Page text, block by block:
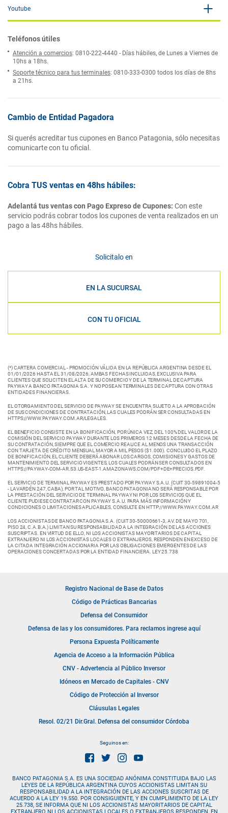
Youtube
Teléfonos útiles
Atención a comercios: 0810-222-4440 - Días hábiles, de Lunes a Viernes de
10hs a 18hs.
Soporte técnico para tus terminales: 0810-333-0300 todos los días de 8hs
a 21hs.
Cambio de Entidad Pagadora
Si querés acreditar tus cupones en Banco Patagonia, sólo necesitas
comunicarte con tu oficial.
Cobra TUS ventas en 48hs hábiles:
Adelantá tus ventas con Pago Expreso de Cupones: Con este
servicio podrás cobrar todos los cupones de venta realizados en un
pago a las 48hs hábiles.
Solicitalo en
EN LA SUCURSAL
CON TU OFICIAL
(*) CARTERA COMERCIAL - PROMOCIÓN VÁLIDA EN LA REPÚBLICA ARGENTINA DESDE EL
01/01/2026 HASTA EL 31/08/2026, AMBAS FECHAS INCLUIDAS, EXCLUSIVA PARA
CLIENTES QUE SOLICITEN EL ALTA DE SU COMERCIO Y DE LA TERMINAL DE CAPTURA
PAYWAY A BANCO PATAGONIA S.A. Y NO POSEAN TERMINALES DE CAPTURA CON OTRAS
ENTIDADES FINANCIERAS.
EL OTORGAMIENTO DEL SERVICIO DE PAYWAY SE ENCUENTRA SUJETO A LA APROBACIÓN
DE SUS CONDICIONES DE CONTRATACIÓN, LAS CUALES PODRÁN SER CONSULTADAS EN
HTTPS://WWW.PAYWAY.COM.AR/LEGALES.
EL BENEFICIO CONSISTE EN LA BONIFICACIÓN, POR ÚNICA VEZ, DEL 100% DEL VALOR DE LA
COMISIÓN DEL SERVICIO PAYWAY DURANTE LOS PRIMEROS 12 MESES DESDE LA FECHA DE
SU CONTRATACIÓN, SIEMPRE QUE EL COMERCIO REALICE AL MENOS UNA TRANSACCIÓN
CON TARJETA DE CRÉDITO MENSUAL MAYOR A MIL PESOS ($1.000). CONCLUIDO EL PLAZO
DE BONIFICACIÓN, EL CLIENTE DEBERÁ ABONAR LOS CARGOS, COMISIONES Y GASTOS DE
MANTENIMIENTO DEL SERVICIO VIGENTES, LOS CUALES PODRÁN SER CONSULTADOS EN
HTTPS://PAYWAY-COM-AR.S3.US-EAST-1.AMAZONAWS.COM/PDF+DE+PRECIOS.PDF.
EL SERVICIO DE TERMINAL PAYWAY ES PRESTADO POR PAYWAY S.A.U. (CUIT 30-59891004-5
- LAVARDÉN 247, CABA), POR TAL MOTIVO, BANCO PATAGONIA NO SERÁ RESPONSABLE POR
LA PRESTACIÓN DEL SERVICIO DE TERMINAL PAYWAY NI POR LOS SERVICIOS QUE EL
CLIENTE PUDIESE CONTRATAR CON PAYWAY S.A.U. PARA MÁS INFORMACIÓN Y
CONDICIONES O LIMITACIONES APLICABLES, CONSULTE EN HTTP://WWW.PAYWAY.COM.AR
LOS ACCIONISTAS DE BANCO PATAGONIA S.A. (CUIT 30-50000661-3, AV. DE MAYO 701,
PISO 24, C.A.B.A.) LIMITAN SU RESPONSABILIDAD A LA INTEGRACIÓN DE LAS ACCIONES
SUSCRIPTAS. EN VIRTUD DE ELLO, NI LOS ACCIONISTAS MAYORITARIOS DE CAPITAL
EXTRANJERO NI LOS ACCIONISTAS LOCALES O EXTRANJEROS, RESPONDEN EN EXCESO DE
LA CITADA INTEGRACIÓN ACCIONARIA POR LAS OBLIGACIONES EMERGENTES DE LAS
OPERACIONES CONCERTADAS POR LA ENTIDAD FINANCIERA. LEY 25.738
Registro Nacional de Base de Datos
Código de Prácticas Bancarias
Defensa del Consumidor
Defensa de las y los consumidores. Para reclamos ingrese aquí
Persona Expuesta Políticamente
Agencia de Acceso a la Información Pública
CNV - Advertencia al Público Inversor
Idóneos en Mercado de Capitales - CNV
Código de Protección al Inversor
Cláusulas Legales
Resol. 02/21 Dir.Gral. Defensa del consumidor Córdoba
Seguinos en:
BANCO PATAGONIA S.A. ES UNA SOCIEDAD ANÓNIMA CONSTITUIDA BAJO LAS
LEYES DE LA REPÚBLICA ARGENTINA CUYOS ACCIONISTAS LIMITAN SU
RESPONSABILIDAD A LA INTEGRACIÓN DE LAS ACCIONES SUSCRITAS DE
ACUERDO A LA LEY 19.550. POR CONSIGUIENTE, Y EN CUMPLIMIENTO DE LA LEY
25.738, SE INFORMA QUE NI LOS ACCIONISTAS MAYORITARIOS DE CAPITAL
EXTRANJERO NI LOS ACCIONISTAS LOCALES O EXTRANJEROS RESPONDEN, EN